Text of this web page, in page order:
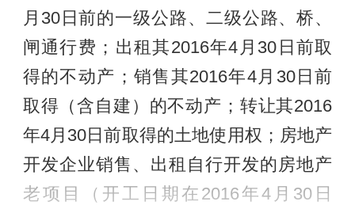
月30日前的一级公路、二级公路、桥、
闸通行费；出租其2016年4月30日前取
得的不动产；销售其2016年4月30日前
取得（含自建）的不动产；转让其2016
年4月30日前取得的土地使用权；房地产
开发企业销售、出租自行开发的房地产
老项目（开工日期在2016年4月30日